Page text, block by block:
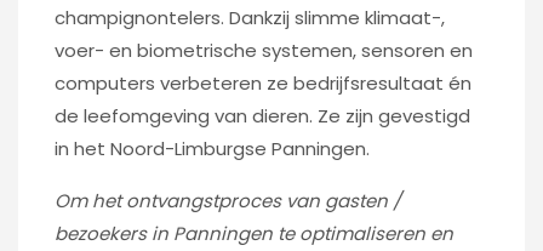
champignontelers. Dankzij slimme klimaat-,
voer- en biometrische systemen, sensoren en
computers verbeteren ze bedrijfsresultaat én
de leefomgeving van dieren. Ze zijn gevestigd
in het Noord-Limburgse Panningen.
Om het ontvangstproces van gasten /
bezoekers in Panningen te optimaliseren en